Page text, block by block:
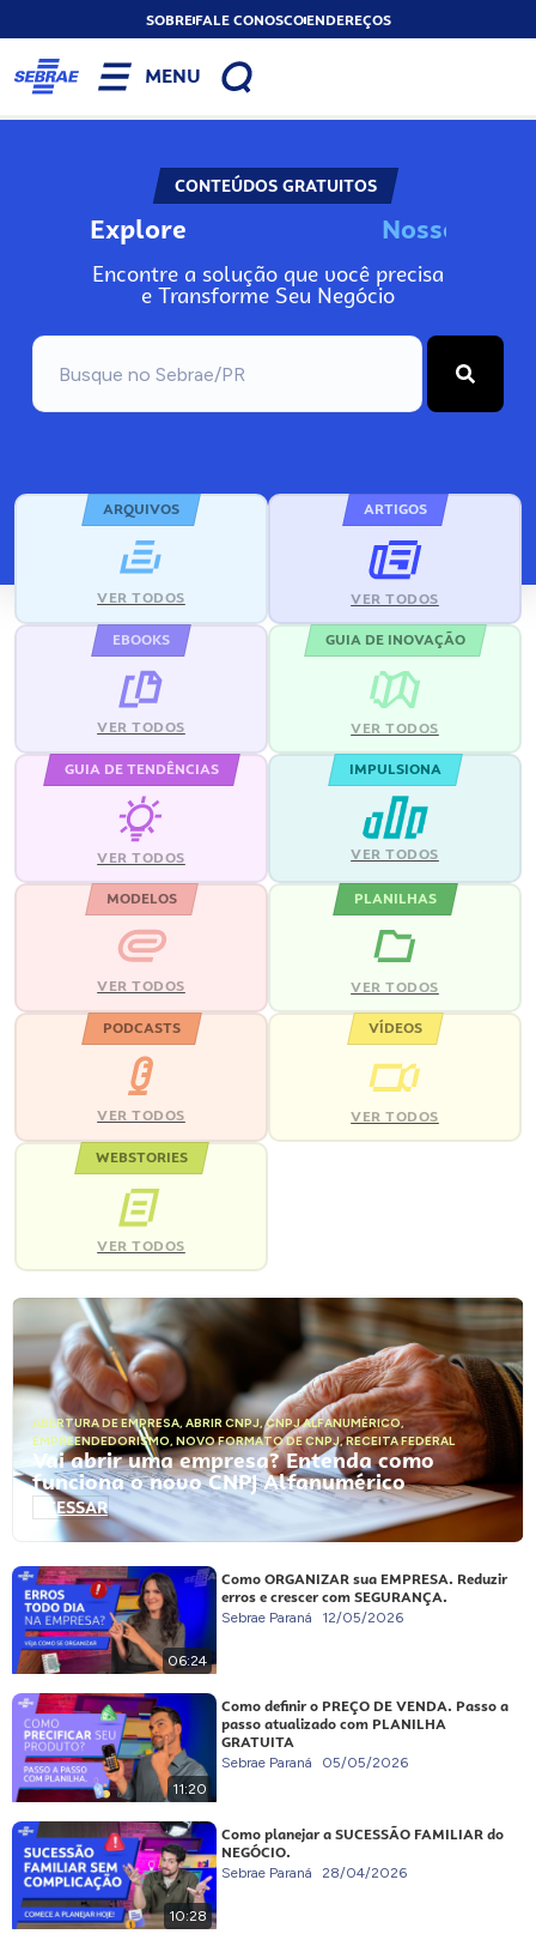
SOBREFALE CONOSCOENDEREÇOS
MENU
CONTEÚDOS GRATUITOS
Explore Noss
Encontre a solução que você precisa
e Transforme Seu Negócio
ARQUIVOS
VER TODOS
ARTIGOS
VER TODOS
EBOOKS
VER TODOS
GUIA DE INOVAÇÃO
VER TODOS
GUIA DE TENDÊNCIAS
VER TODOS
IMPULSIONA
VER TODOS
MODELOS
VER TODOS
PLANILHAS
VER TODOS
PODCASTS
VER TODOS
VÍDEOS
VER TODOS
WEBSTORIES
VER TODOS
ABERTURA DE EMPRESA, ABRIR CNPJ,CNPJ ALFANUMÉRICO,
EMPREENDEDORISMO, NOVO FORMATO DE CNPJ,RECEITA FEDERAL
Vai abrir uma empresa? Entenda como
funciona o novo CNPJ Alfanumérico
ACESSAR
06:24
Como ORGANIZAR sua EMPRESA. Reduzir
erros e crescer com SEGURANÇA.
Sebrae Paraná 12/05/2026
11:20
Como definir o PREÇO DE VENDA. Passo a
passo atualizado com PLANILHA
GRATUITA
Sebrae Paraná 05/05/2026
10:28
Como planejar a SUCESSÃO FAMILIAR do
NEGÓCIO.
Sebrae Paraná 28/04/2026